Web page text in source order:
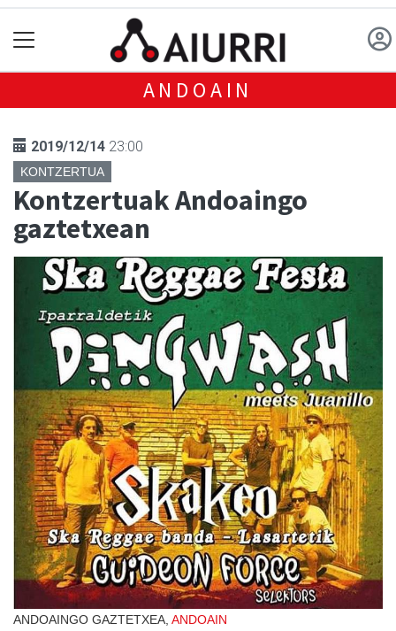
ANDOAIN
2019/12/14 23:00
KONTZERTUA
Kontzertuak Andoaingo
gaztetxean
ANDOAINGO GAZTETXEA, ANDOAIN